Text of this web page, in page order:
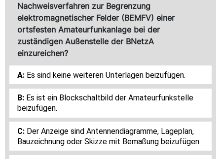
Nachweisverfahren zur Begrenzung
elektromagnetischer Felder (BEMFV) einer
ortsfesten Amateurfunkanlage bei der
zuständigen Außenstelle der BNetzA
einzureichen?
Es sind keine weiteren Unterlagen beizufügen.
Es ist ein Blockschaltbild der Amateurfunkstelle
beizufügen.
Der Anzeige sind Antennendiagramme, Lageplan,
Bauzeichnung oder Skizze mit Bemaßung beizufügen.